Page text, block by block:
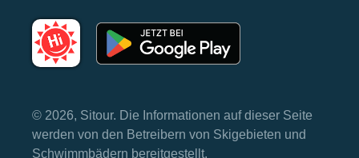
© 2026, Sitour. Die Informationen auf dieser Seite
werden von den Betreibern von Skigebieten und
Schwimmbädern bereitgestellt.